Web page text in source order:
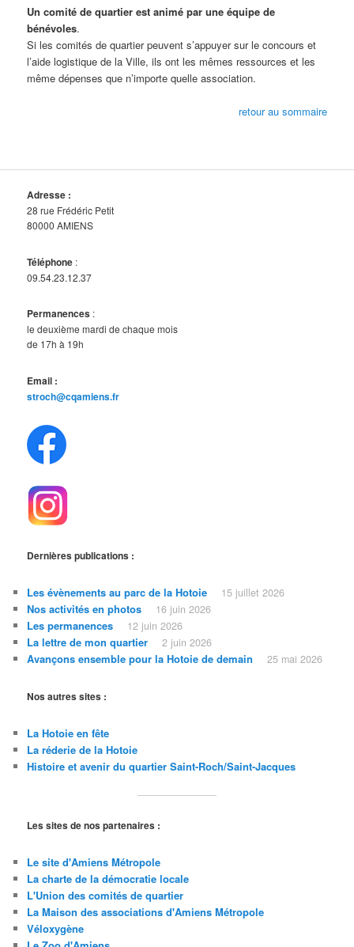
Un comité de quartier est animé par une équipe de
bénévoles.
Si les comités de quartier peuvent s’appuyer sur le concours et
l’aide logistique de la Ville, ils ont les mêmes ressources et les
même dépenses que n’importe quelle association.
retour au sommaire
Adresse :
28 rue Frédéric Petit
80000 AMIENS
Téléphone :
09.54.23.12.37
Permanences :
le deuxième mardi de chaque mois
de 17h à 19h
Email :
stroch@cqamiens.fr
Dernières publications :
Les évènements au parc de la Hotoie 15 juillet 2026
Nos activités en photos 16 juin 2026
Les permanences 12 juin 2026
La lettre de mon quartier 2 juin 2026
Avançons ensemble pour la Hotoie de demain 25 mai 2026
Nos autres sites :
La Hotoie en fête
La réderie de la Hotoie
Histoire et avenir du quartier Saint-Roch/Saint-Jacques
Les sites de nos partenaires :
Le site d'Amiens Métropole
La charte de la démocratie locale
L'Union des comités de quartier
La Maison des associations d'Amiens Métropole
Véloxygène